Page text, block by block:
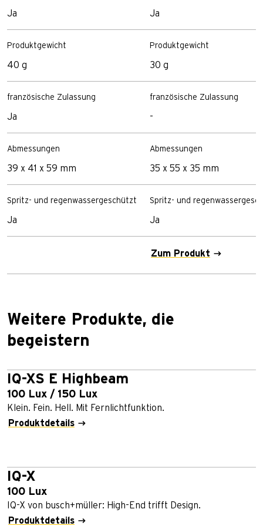
Ja
Produktgewicht
40 g
französische Zulassung
Ja
Abmessungen
39 x 41 x 59 mm
Spritz- und regenwassergeschützt
Ja
Ja
Produktgewicht
30 g
französische Zulassung
-
Abmessungen
35 x 55 x 35 mm
Spritz- und
Ja
Zum Produkt
Weitere Produkte, die
begeistern
IQ-XS E Highbeam
100 Lux / 150 Lux
Klein. Fein. Hell. Mit Fernlichtfunktion.
Produktdetails
IQ-X
100 Lux
IQ-X von busch+müller: High-End trifft Design.
Produktdetails